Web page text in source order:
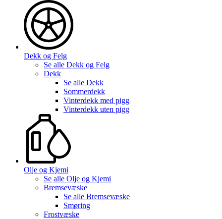
Dekk og Felg
Se alle Dekk og Felg
Dekk
Se alle Dekk
Sommerdekk
Vinterdekk med pigg
Vinterdekk uten pigg
Olje og Kjemi
Se alle Olje og Kjemi
Bremsevæske
Se alle Bremsevæske
Smøring
Frostvæske